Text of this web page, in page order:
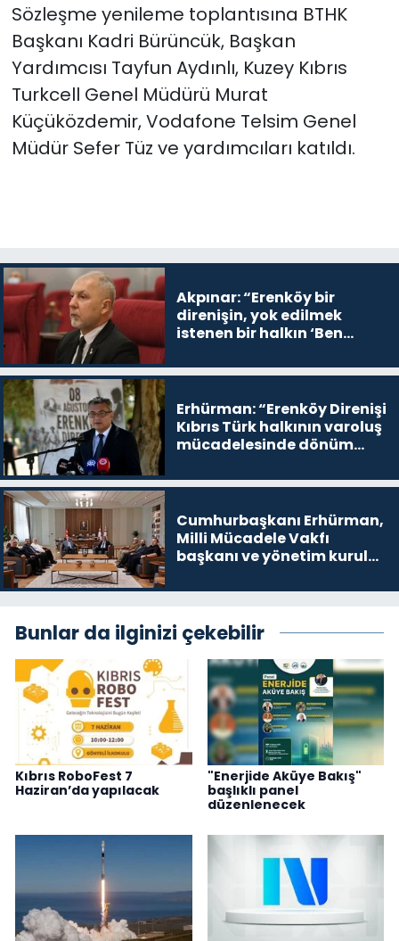
Sözleşme yenileme toplantısına BTHK
Başkanı Kadri Bürüncük, Başkan
Yardımcısı Tayfun Aydınlı, Kuzey Kıbrıs
Turkcell Genel Müdürü Murat
Küçüközdemir, Vodafone Telsim Genel
Müdür Sefer Tüz ve yardımcıları katıldı.
Akpınar: “Erenköy bir
direnişin, yok edilmek
istenen bir halkın ‘Ben
devam edeceğim’ dediği
Erhürman: “Erenköy Direnişi
Kıbrıs Türk halkının varoluş
mücadelesinde dönüm
Cumhurbaşkanı Erhürman,
Milli Mücadele Vakfı
başkanı ve yönetim kurulu
Bunlar da ilginizi çekebilir
Kıbrıs RoboFest 7
Haziran’da yapılacak
"Enerjide Aküye Bakış"
başlıklı panel
düzenlenecek